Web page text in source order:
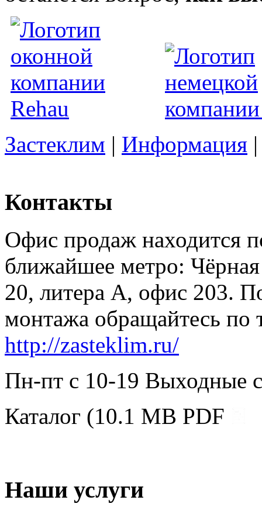
Застеклим | Информация
Контакты
Офис продаж находится
ближайшее метро:
20, литера А, офис 203.
монтажа обращайтесь по
http://zasteklim.ru/
Пн-пт с 10-19 Выходные
Каталог (10.1 MB PDF
Наши услуги